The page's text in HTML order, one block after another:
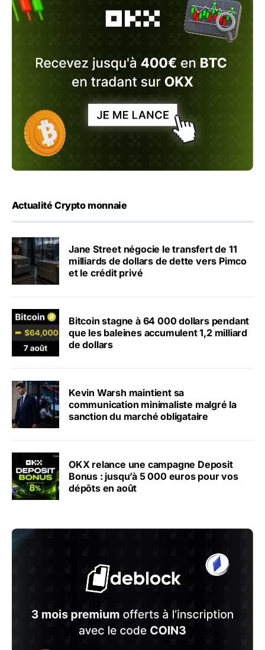
Actualité Crypto monnaie
Jane Street négocie le transfert de 11
milliards de dollars de dette vers Pimco
et le crédit privé
Bitcoin stagne à 64 000 dollars pendant
que les baleines accumulent 1,2 milliard
de dollars
Kevin Warsh maintient sa
communication minimaliste malgré la
sanction du marché obligataire
OKX relance une campagne Deposit
Bonus : jusqu’à 5 000 euros pour vos
dépôts en août